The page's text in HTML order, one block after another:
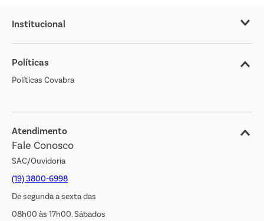
Institucional
Sobre o Covabra
Nossas Lojas
Cliente Bem Estar
Jornal de Ofertas
Transparência Salarial
Políticas
Políticas Covabra
Atendimento
Fale Conosco
SAC/Ouvidoria
(19) 3800-6998
De segunda a sexta das
08h00 às 17h00. Sábados